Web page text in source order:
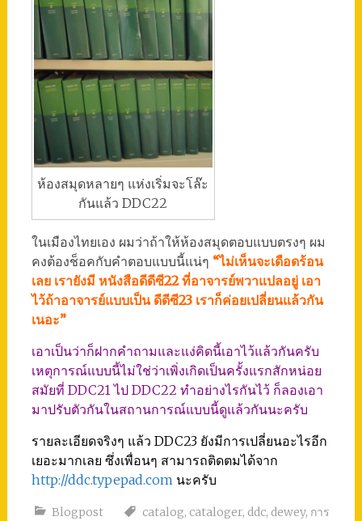
ห้องสมุดหลายๆ แห่งเริ่มจะโล๊ะ
กันแล้ว DDC22
ในเมืองไทยเอง ผมว่าถ้าให้ห้องสมุดตอบแบบตรงๆ ผม
คงต้องช็อคกับคำตอบแบบนี้แน่ๆ “ไม่เห็นจะเดือดร้อน
เลย เรายังมี หนังสือดีดีซี22 ที่อาจารย์พวาแปลอยู่ เอา
ไว้ถ้าอาจารย์แบบเป็น ดีดีซี23 เราก็ค่อยเปลี่ยนแล้วกัน
เนอะ”
เอาเป็นว่าก็ฝากคำถามและแง่คิดนี้เอาไว้แล้วกันครับ
เหตุการณ์แบบนี้ไม่ใช่ว่าเพิ่งเกิดเป็นครั้งแรกสักหน่อย
สมัยที่ DDC21 ไป DDC22 ทำอย่างไรกันไว้ ก็ลองเอา
มาปรับตัวกันในสถานการณ์แบบนี้ดูแล้วกันนะครับ
รายละเอียดจริงๆ แล้ว DDC23 ยังมีการเปลี่ยนอะไรอีก
เยอะมากเลย ซึ่งเพื่อนๆ สามารถติดตมได้จาก
http://ddc.typepad.comนะครับ
Blogpost catalog, cataloger, ddc, dewey, การ